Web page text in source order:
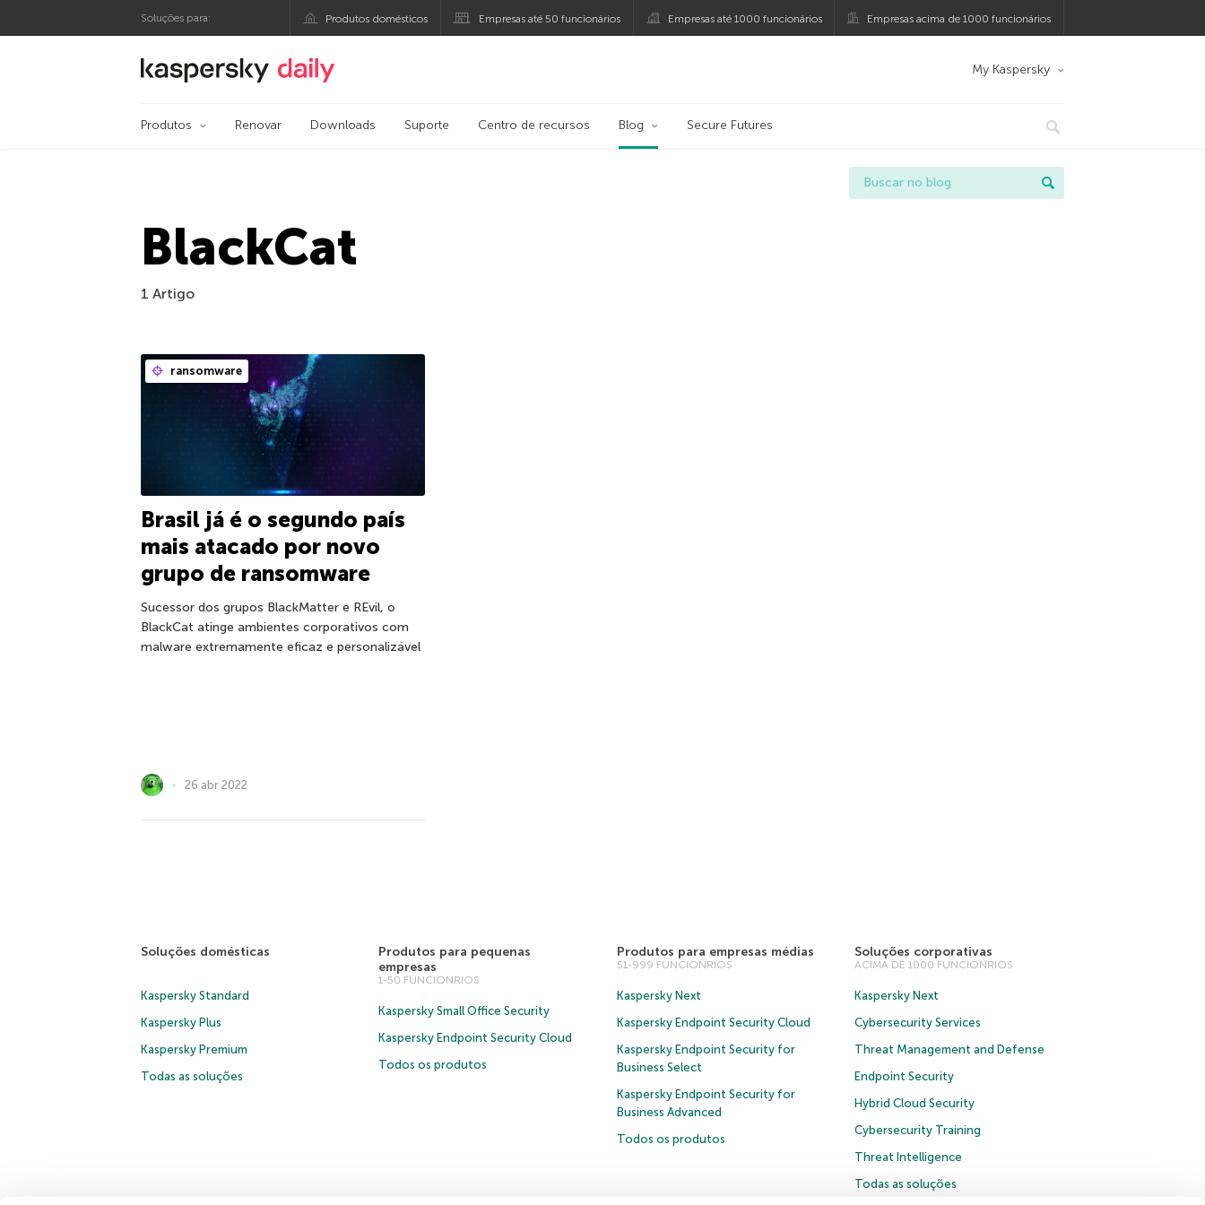
Soluções para: Produtos domésticos Empresas até 50 funcionários Empresas até 1000 funcionários Empresas acima de 1000 funcionários
Blog oficial da Kaspersky My Kaspersky
Produtos Renovar Downloads Suporte Centro de recursos Blog Secure Futures
BlackCat
1 Artigo
ransomware
Brasil já é o segundo país
mais atacado por novo
grupo de ransomware
Sucessor dos grupos BlackMatter e REvil, o
BlackCat atinge ambientes corporativos com
malware extremamente eficaz e personalizável
26 abr 2022
Soluções domésticas
Kaspersky Standard
Kaspersky Plus
Kaspersky Premium
Todas as soluções
Produtos para pequenas
empresas
1-50 FUNCIONRIOS
Kaspersky Small Office Security
Kaspersky Endpoint Security Cloud
Todos os produtos
Produtos para empresas médias
51-999 FUNCIONRIOS
Kaspersky Next
Kaspersky Endpoint Security Cloud
Kaspersky Endpoint Security for
Business Select
Kaspersky Endpoint Security for
Business Advanced
Todos os produtos
Soluções corporativas
ACIMA DE 1000 FUNCIONRIOS
Kaspersky Next
Cybersecurity Services
Threat Management and Defense
Endpoint Security
Hybrid Cloud Security
Cybersecurity Training
Threat Intelligence
Todas as soluções